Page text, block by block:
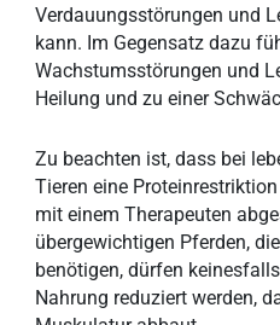
Verdauungsstörungen und
kann. Im Gegensatz dazu
Wachstumsstörungen und
Heilung und zu einer
Zu beachten ist, dass bei
Tieren eine
mit einem Therapeuten
übergewichtigen Pferden,
benötigen, dürfen
Nahrung reduziert werden,